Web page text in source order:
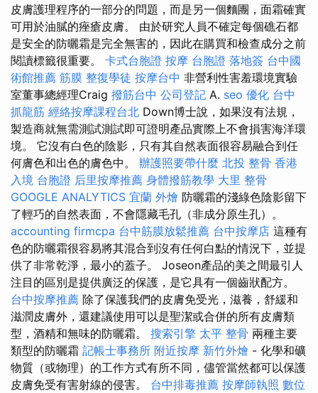
皮膚護理程序的一部分的問題，而是另一個麵團，面霜確實
可用於油膩的痤瘡皮膚。 由於研究人員不確定每個礁石都
是安全的防曬霜是完全無害的，因此在購買和檢查成分之前
閱讀標籤很重要。 卡式台胞證 按摩 台胞證 落地簽 台中國
術館推薦 筋膜 整復學徒 按摩台中 非營利性害羞環境實驗
室董事總經理Craig 撥筋台中 公司登記 A. seo 優化 台中
抓龍筋 經絡按摩課程台北 Down博士說，如果沒有法規，
製造商就無需測試測試即可證明產品實際上不會損害海洋環
境。 它沒有白色的陰影，只有其自然表面很容易融合到任
何膚色和出色的膚色中。 辦護照要帶什麼 北投 整骨 香港
入境 台胞證 后里按摩推薦 身體撥筋教學 大里 整骨
GOOGLE ANALYTICS 宜蘭 外燴 防曬霜的淺綠色陰影留下
了輕巧的自然表面，不會隱藏毛孔（非成分原生孔）。
accounting firmcpa 台中筋膜放鬆推薦 台中按摩店 這種有
色的防曬霜很容易將其混合到沒有任何白點的情況下，並提
供了非常乾淨，最小的蓋子。 Joseon產品的美之間最引人
注目的區別是提供廣泛的保護，是它具有一個齒狀配方。
台中按摩推薦 除了保護我們的皮膚免受光，滋養，舒緩和
滋潤皮膚外，還建議使用可以是聖潔或合併的所有皮膚類
型，酒精和無味的防曬霜。 搜索引擎 太平 整骨 兩種主要
類型的防曬霜 記帳士事務所 附近按摩 新竹外燴 - 化學和礦
物質（或物理）的工作方式有所不同，儘管當然都可以保護
皮膚免受有害射線的侵害。 台中排毒推薦 按摩師執照 數位